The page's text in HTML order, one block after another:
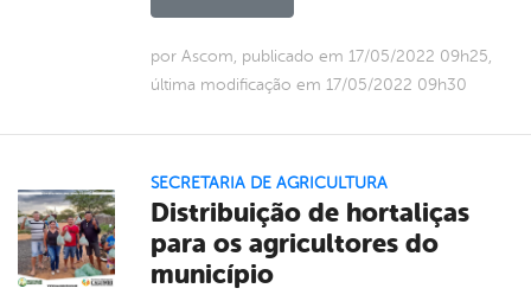
por Ascom, publicado em 17/05/2022 09h25,
última modificação em 17/05/2022 09h30
SECRETARIA DE AGRICULTURA
Distribuição de hortaliças
para os agricultores do
município